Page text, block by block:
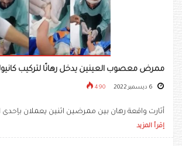
ممرض معصوب العينين يدخل رهانًا لتركيب
490
أثارت واقعة رهان بين ممرضين اثنين يعملان
إقرأ المزيد